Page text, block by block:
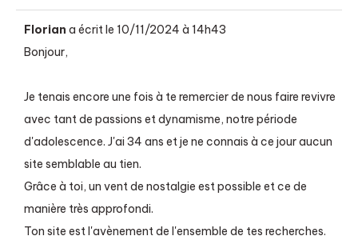
Florian a écrit le 10/11/2024 à 14h43
Bonjour,
Je tenais encore une fois à te remercier de nous faire revivre
avec tant de passions et dynamisme, notre période
d'adolescence. J'ai 34 ans et je ne connais à ce jour aucun
site semblable au tien.
Grâce à toi, un vent de nostalgie est possible et ce de
manière très approfondi.
Ton site est l'avènement de l'ensemble de tes recherches.